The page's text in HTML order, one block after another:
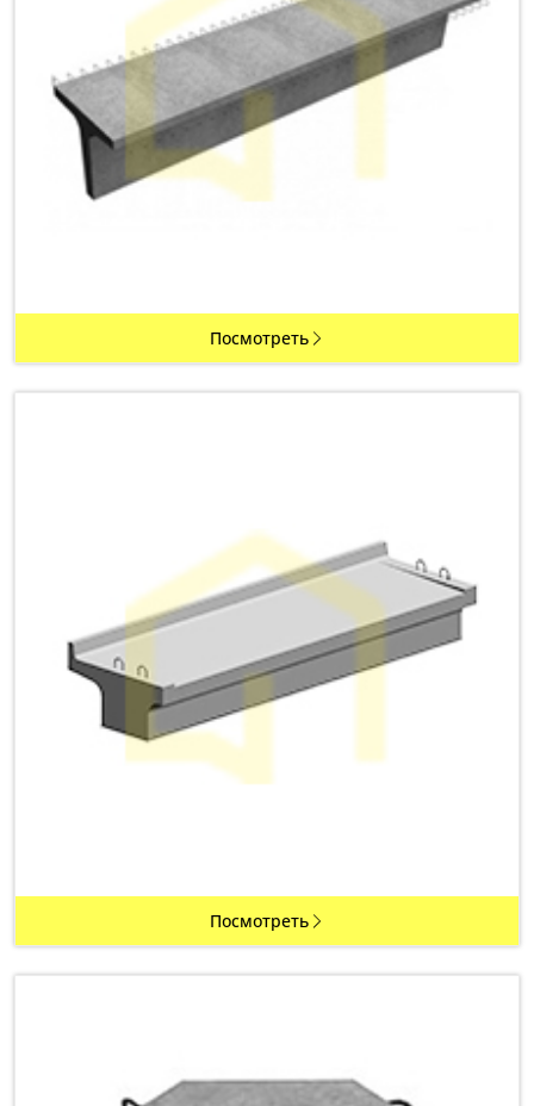
Посмотреть
Посмотреть